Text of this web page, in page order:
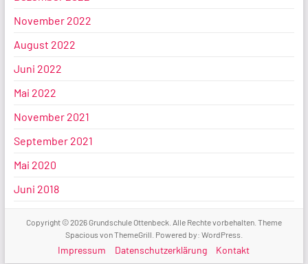
November 2022
August 2022
Juni 2022
Mai 2022
November 2021
September 2021
Mai 2020
Juni 2018
Copyright © 2026 Grundschule Ottenbeck . Alle Rechte vorbehalten. Theme
Spacious von ThemeGrill. Powered by: WordPress
Impressum Datenschutzerklärung Kontakt